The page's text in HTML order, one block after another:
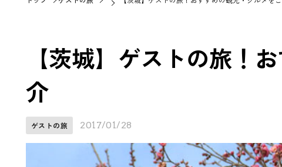
【茨城】ゲストの旅！
介
ゲストの旅 2017/01/28